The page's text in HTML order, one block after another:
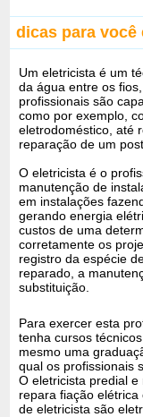
dicas para você
Um eletricista é um
da água entre os
profissionais são
como por exemplo,
eletrodoméstico, até
reparação de um
O eletricista é o
manutenção de
em instalações
gerando energia
custos de uma
corretamente os
registro da espécie
reparado, a
substituição.
Para exercer esta
tenha cursos
mesmo uma
qual os profissionais
O eletricista predial
repara fiação
de eletricista são